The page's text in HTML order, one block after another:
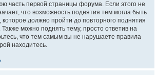
часть первой страницы форума. Если этого не
что возможность поднятия тем могла быть
должно пройти до повторного поднятия
можно поднять тему, просто ответив на
что тем самым вы не нарушаете правила
находитесь.